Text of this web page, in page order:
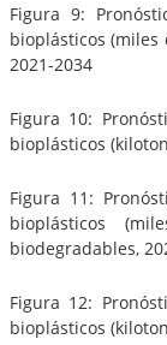
Figura 9:
bioplásticos
2021-2034
Figura 10:
bioplásticos
Figura 11:
bioplásticos
biodegradables,
Figura 12:
bioplásticos